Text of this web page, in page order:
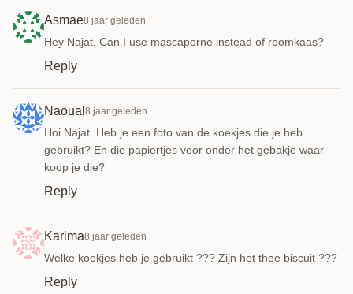
Asmae8 jaar geleden
Hey Najat, Can I use mascaporne instead of roomkaas?
Reply
Naoual 8 jaar geleden
Hoi Najat. Heb je een foto van de koekjes die je heb
gebruikt? En die papiertjes voor onder het gebakje waar
koop je die?
Reply
Karima8 jaar geleden
Welke koekjes heb je gebruikt ??? Zijn het thee biscuit ???
Reply